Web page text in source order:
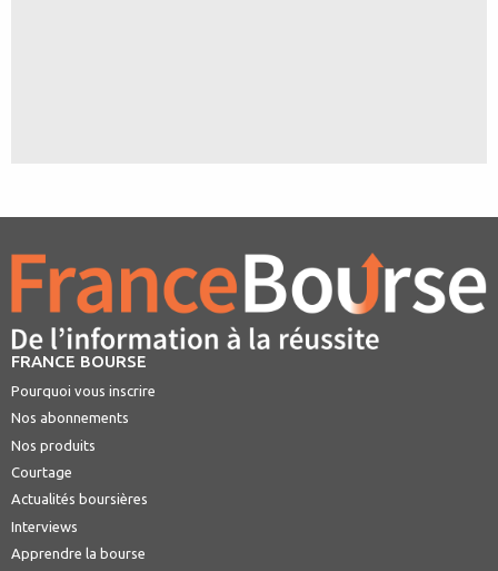
FRANCE BOURSE
Pourquoi vous inscrire
Nos abonnements
Nos produits
Courtage
Actualités boursières
Interviews
Apprendre la bourse